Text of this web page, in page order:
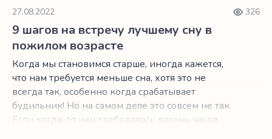
27.08.2022 326
9 шагов на встречу лучшему сну в
пожилом возрасте
Когда мы становимся старше, иногда кажется,
что нам требуется меньше сна, хотя это не
всегда так, особенно когда срабатывает
будильник! Но на самом деле это совсем не так.
Если когда-то нам требовалось восемь часов